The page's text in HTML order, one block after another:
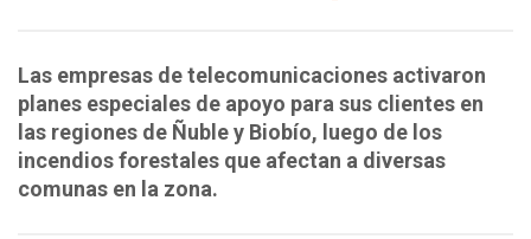
Las empresas de telecomunicaciones activaron
planes especiales de apoyo para sus clientes en
las regiones de Ñuble y Biobío, luego de los
incendios forestales que afectan a diversas
comunas en la zona.